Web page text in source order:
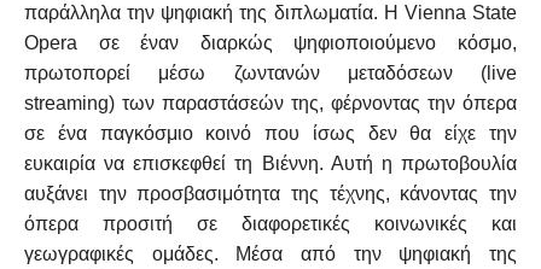
παράλληλα την ψηφιακή της διπλωματία. Η Vienna State
Opera σε έναν διαρκώς ψηφιοποιούμενο κόσμο,
πρωτοπορεί μέσω ζωντανών μεταδόσεων (live
streaming) των παραστάσεών της, φέρνοντας την όπερα
σε ένα παγκόσμιο κοινό που ίσως δεν θα είχε την
ευκαιρία να επισκεφθεί τη Βιέννη. Αυτή η πρωτοβουλία
αυξάνει την προσβασιμότητα της τέχνης, κάνοντας την
όπερα προσιτή σε διαφορετικές κοινωνικές και
γεωγραφικές ομάδες. Μέσα από την ψηφιακή της